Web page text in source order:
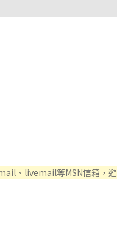
、livemail等MSN信箱，